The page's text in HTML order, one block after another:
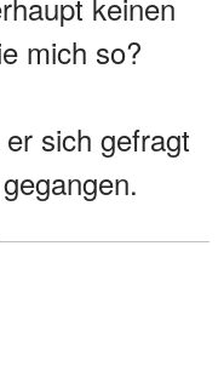
mich so?
sich gefragt